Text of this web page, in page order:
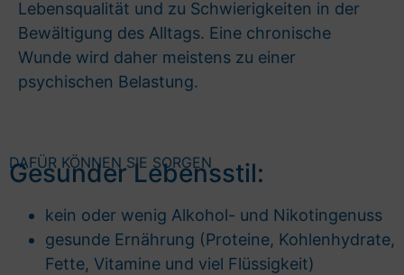
Lebensqualität und zu Schwierigkeiten in der
Bewältigung des Alltags. Eine chronische
Wunde wird daher meistens zu einer
psychischen Belastung.
DAFÜR KÖNNEN SIE SORGEN
Gesunder Lebensstil:
kein oder wenig Alkohol- und Nikotingenuss
gesunde Ernährung (Proteine, Kohlenhydrate,
Fette, Vitamine und viel Flüssigkeit)